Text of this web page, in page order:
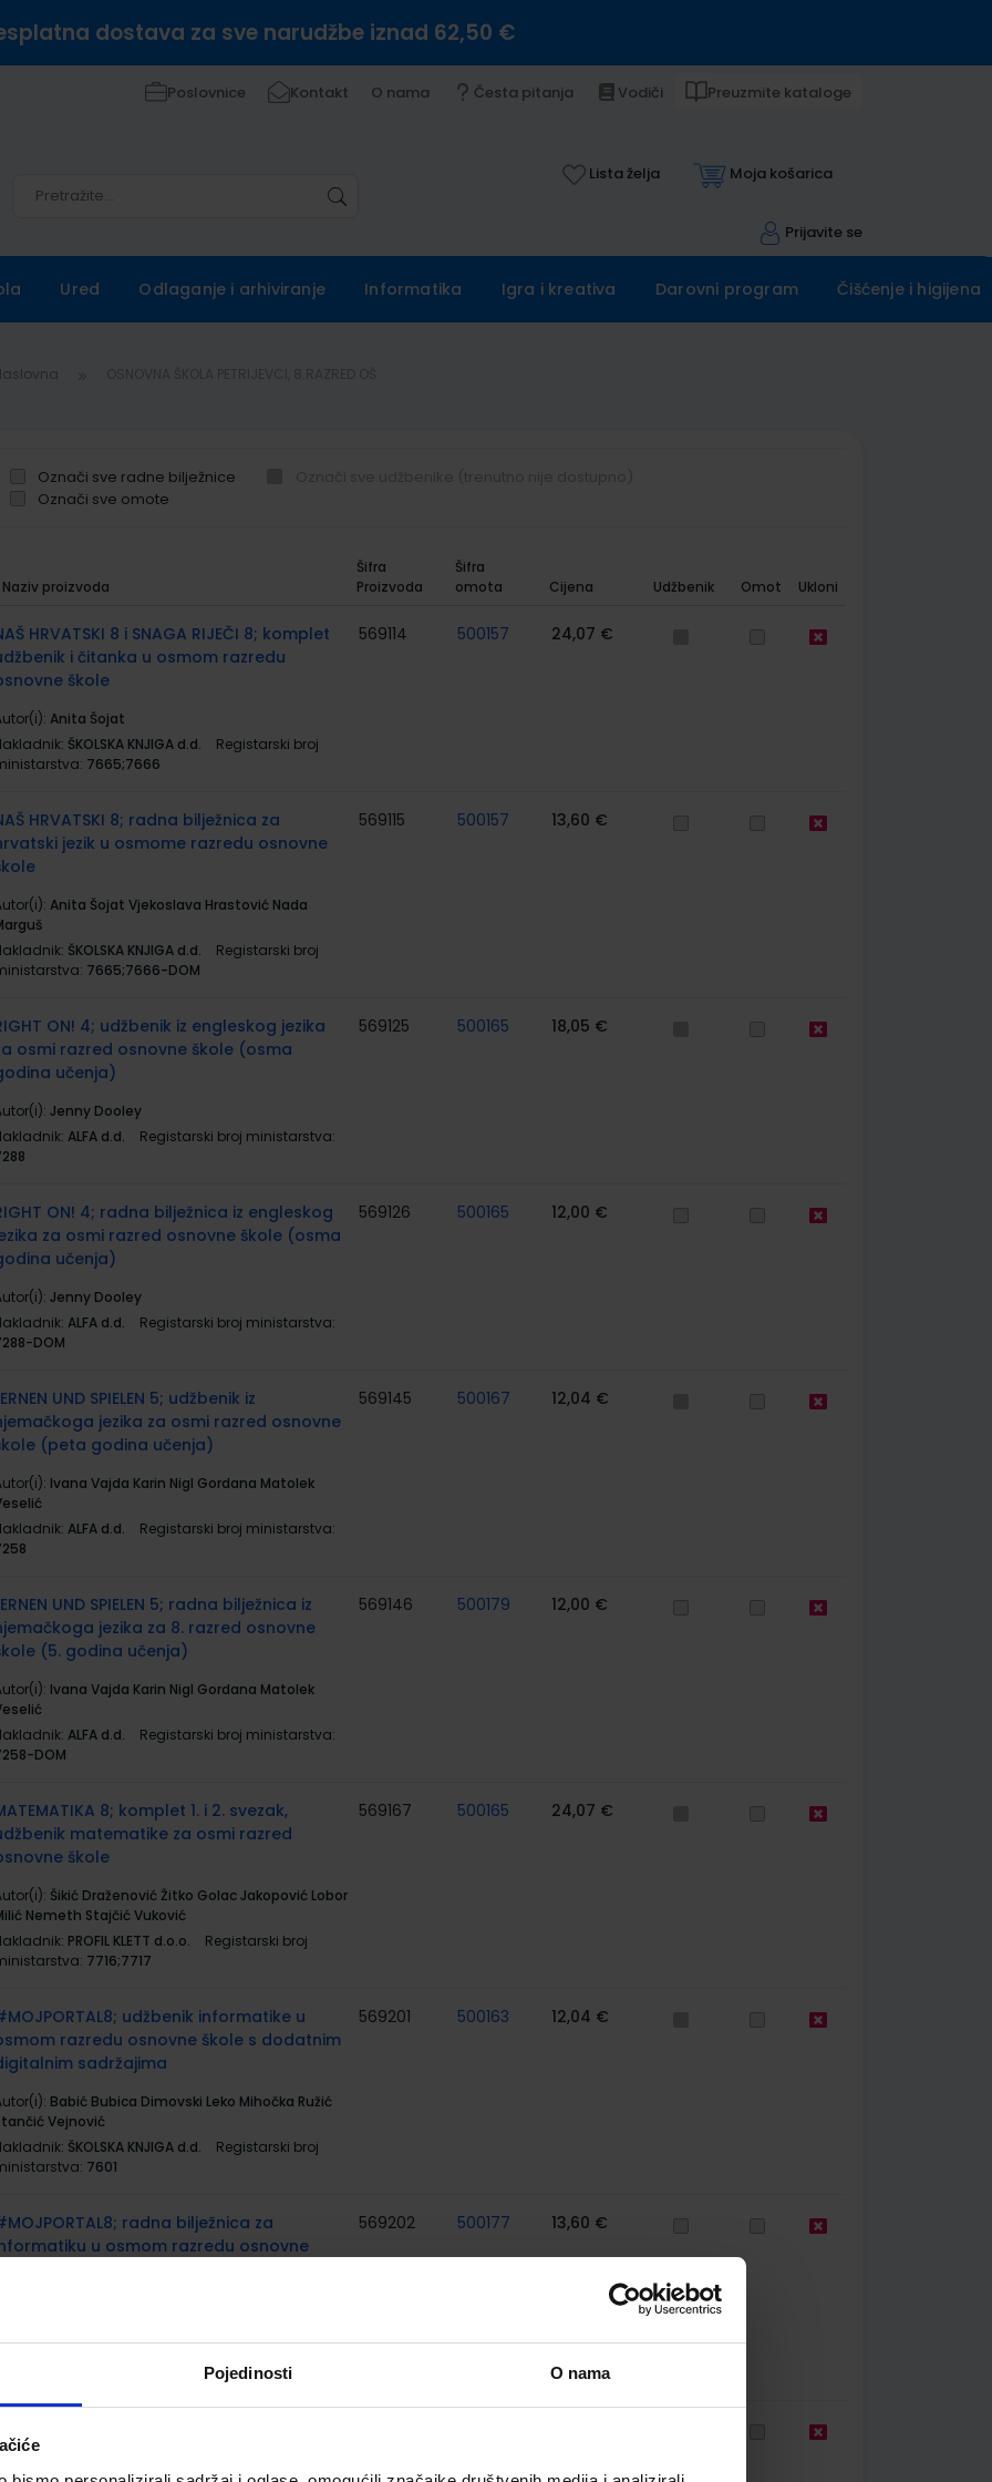
Pojedinosti O nama
dostava za sve narudžbe iznad 62,50 €
Poslovnice Kontakt O nama Česta pitanja Vodiči Preuzmite kataloge
Lista želja Moja košarica
Prijavite se
Ured Odlaganje i arhiviranje Informatika Igra i kreativa Darovni program Čišćenje i higijena
Označi sve radne bilježnice
Označi sve omote
Naziv proizvoda
Šifra
Proizvoda
Šifra
omota
Cijena Udžbenik Omot Ukloni
HRVATSKI 8 i SNAGA RIJEČI 8; komplet
i čitanka u osmom razredu
škole
Anita Šojat
ŠKOLSKA KNJIGA d.d.
Registarski broj
7665;7666
569114 500157 24,07 €
HRVATSKI 8; radna bilježnica za
jezik u osmome razredu osnovne
Anita Šojat Vjekoslava Hrastović Nada
ŠKOLSKA KNJIGA d.d.
Registarski broj
7665;7666-DOM
569115 500157 13,60 €
ON! 4; udžbenik iz engleskog jezika
osmi razred osnovne škole (osma
učenja)
Jenny Dooley
ALFA d.d.
Registarski broj ministarstva:
569125 500165 18,05 €
ON! 4; radna bilježnica iz engleskog
za osmi razred osnovne škole (osma
učenja)
Jenny Dooley
ALFA d.d.
Registarski broj ministarstva:
DOM
569126 500165 12,00 €
UND SPIELEN 5; udžbenik iz
jezika za osmi razred osnovne
(peta godina učenja)
Ivana Vajda Karin Nigl Gordana Matolek
ALFA d.d.
Registarski broj ministarstva:
569145 500167 12,04 €
UND SPIELEN 5; radna bilježnica iz
jezika za 8. razred osnovne
(5. godina učenja)
Ivana Vajda Karin Nigl Gordana Matolek
ALFA d.d.
Registarski broj ministarstva:
DOM
569146 500179 12,00 €
8; komplet 1. i 2. svezak,
matematike za osmi razred
škole
Šikić Draženović Žitko Golac Jakopović Lobor
Nemeth Stajčić Vuković
PROFIL KLETT d.o.o.
Registarski broj
7716;7717
569167 500165 24,07 €
udžbenik informatike u
razredu osnovne škole s dodatnim
sadržajima
Babić Bubica Dimovski Leko Mihočka Ružić
Vejnović
ŠKOLSKA KNJIGA d.d.
Registarski broj
7601
569201 500163 12,04 €
radna bilježnica za
u osmom razredu osnovne
569202 500177 13,60 €
osnovne škole